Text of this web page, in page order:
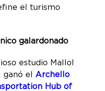
el turismo
galardonado
estudio Mallol
el Archello
Hub of